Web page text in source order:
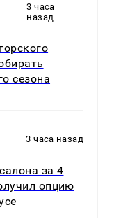
3 часа
назад
сезона
3 часа назад
за 4
опцию